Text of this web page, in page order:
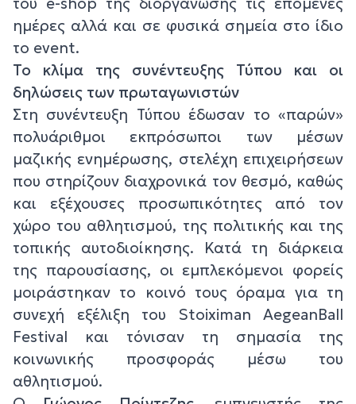
ημέρες αλλά και σε φυσικά σημεία στο ίδιο
το event.
Το κλίμα της συνέντευξης Τύπου και οι
δηλώσεις των πρωταγωνιστών
Στη συνέντευξη Τύπου έδωσαν το «παρών»
πολυάριθμοι εκπρόσωποι των μέσων
μαζικής ενημέρωσης, στελέχη επιχειρήσεων
που στηρίζουν διαχρονικά τον θεσμό, καθώς
και εξέχουσες προσωπικότητες από τον
χώρο του αθλητισμού, της πολιτικής και της
τοπικής αυτοδιοίκησης. Κατά τη διάρκεια
της παρουσίασης, οι εμπλεκόμενοι φορείς
μοιράστηκαν το κοινό τους όραμα για τη
συνεχή εξέλιξη του Stoiximan AegeanBall
Festival και τόνισαν τη σημασία της
κοινωνικής προσφοράς μέσω του
αθλητισμού.